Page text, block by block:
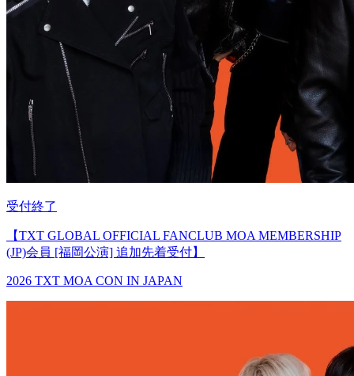
受付終了
【TXT GLOBAL OFFICIAL FANCLUB MOA MEMBERSHIP
(JP)会員 [福岡公演] 追加先着受付】
2026 TXT MOA CON IN JAPAN